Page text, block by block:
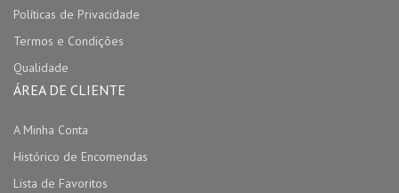
Políticas de Privacidade
Termos e Condições
Qualidade
ÁREA DE CLIENTE
A Minha Conta
Histórico de Encomendas
Lista de Favoritos